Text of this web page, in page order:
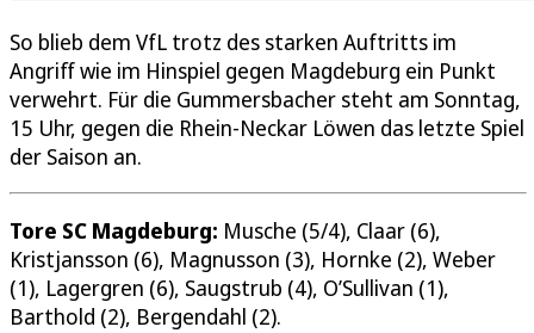
So blieb dem VfL trotz des starken Auftritts im
Angriff wie im Hinspiel gegen Magdeburg ein Punkt
verwehrt. Für die Gummersbacher steht am Sonntag,
15 Uhr, gegen die Rhein-Neckar Löwen das letzte Spiel
der Saison an.
Tore SC Magdeburg: Musche (5/4), Claar (6),
Kristjansson (6), Magnusson (3), Hornke (2), Weber
(1), Lagergren (6), Saugstrub (4), O’Sullivan (1),
Barthold (2), Bergendahl (2).